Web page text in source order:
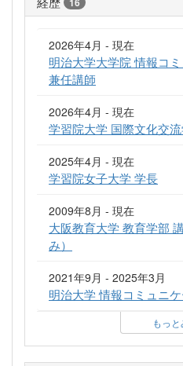
2026年4月 - 現在
明治大学大学院 情報コ
兼任講師
2026年4月 - 現在
学習院大学 国際文化交
2025年4月 - 現在
学習院女子大学 学長
2009年8月 - 現在
大阪教育大学 教育学部
み）
2021年9月 - 2025年3月
明治大学 情報コミュニ
もっ